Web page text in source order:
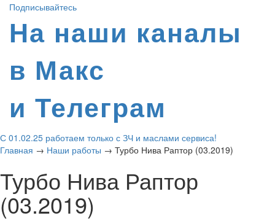
Подписывайтесь
На наши каналы
в Макс
и Телеграм
С 01.02.25 работаем только с ЗЧ и маслами сервиса!
Главная → Наши работы → Турбо Нива Раптор (03.2019)
Турбо Нива Раптор
(03.2019)